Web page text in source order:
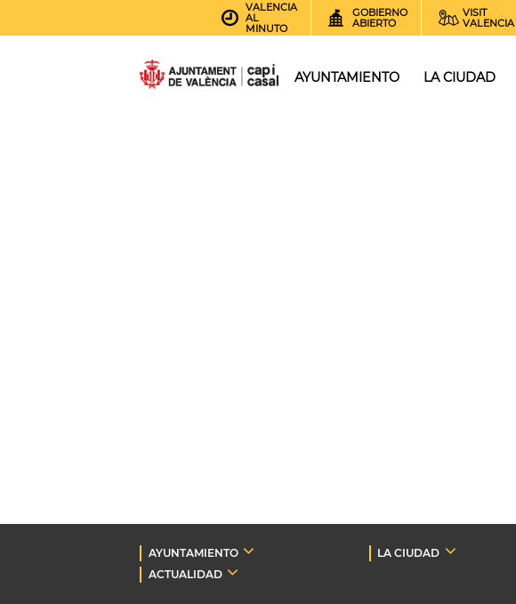
VALENCIA
AL
MINUTO
GOBIERNO
ABIERTO
VISIT
VALENCIA
AYUNTAMIENTO LA CIUDAD
AYUNTAMIENTO LA CIUDAD
ACTUALIDAD